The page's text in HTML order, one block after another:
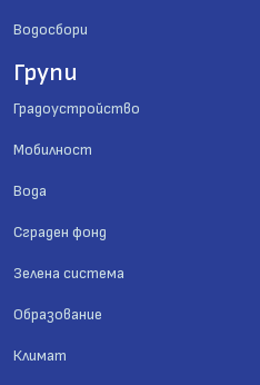
Водосбори
Групи
Градоустройство
Мобилност
Вода
Сграден фонд
Зелена система
Образование
Климат